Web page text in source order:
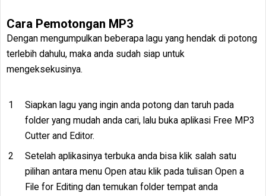
Cara Pemotongan MP3
Dengan mengumpulkan beberapa lagu yang hendak di potong
terlebih dahulu, maka anda sudah siap untuk
mengeksekusinya.
Siapkan lagu yang ingin anda potong dan taruh pada
folder yang mudah anda cari, lalu buka aplikasi Free MP3
Cutter and Editor.
Setelah aplikasinya terbuka anda bisa klik salah satu
pilihan antara menu Open atau klik pada tulisan Open a
File for Editing dan temukan folder tempat anda